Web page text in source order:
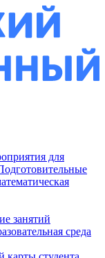
для
занятий
среда